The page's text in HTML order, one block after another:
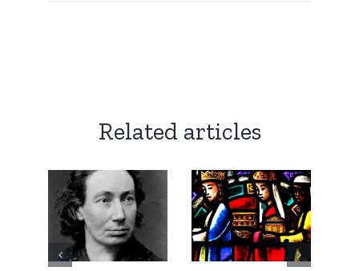
Related articles